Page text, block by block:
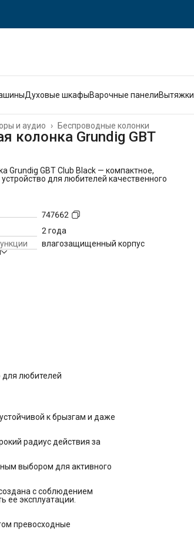
Духовые шкафыВарочные панелиВытяжки
Беспроводные колонки
и аудио ›
колонка Grundig GBT
Grundig GBT Club Black — компактное,
для любителей качественного
10 Вт колонка обеспечивает чистое и
до 20 часов автономной работы, а
устойчивой к брызгам и даже к
под воду.
заряжать другие устройства от
а широкий радиус действия за счет
стабильное соединение.
проработать более 20 часов. Хватит на
под дождем
не бояться брызг во время активных
подскажет, когда аккумулятор требуется
если оно не используется. Это не только
батареи, но и увеличивает срок
GBT Club Black Цвет: Черный Тип
747662
2 года
влагозащищенный корпус
для любителей
к брызгам и даже
радиус действия за
выбором для активного
с соблюдением
ее эксплуатации.
превосходные